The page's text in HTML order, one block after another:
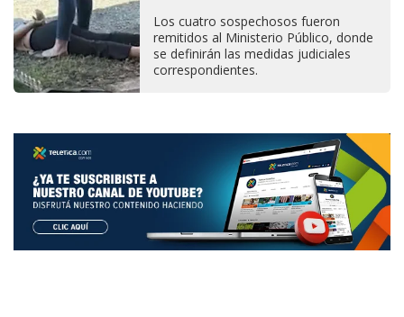
Los cuatro sospechosos fueron
remitidos al Ministerio Público, donde
se definirán las medidas judiciales
correspondientes.